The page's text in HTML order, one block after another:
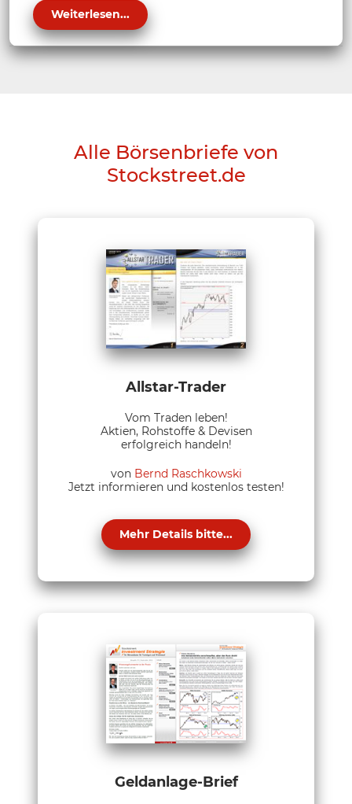
Weiterlesen...
Alle Börsenbriefe von
Stockstreet.de
Allstar-Trader
Vom Traden leben!
Aktien, Rohstoffe & Devisen
erfolgreich handeln!
von Bernd Raschkowski
Jetzt informieren und kostenlos testen!
Mehr Details bitte...
Geldanlage-Brief